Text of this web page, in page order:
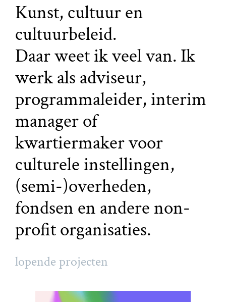
Kunst, cultuur en
cultuurbeleid.
Daar weet ik veel van. Ik
werk als adviseur,
programmaleider, interim
manager of
kwartiermaker voor
culturele instellingen,
(semi-)overheden,
fondsen en andere non-
profit organisaties.
lopende projecten